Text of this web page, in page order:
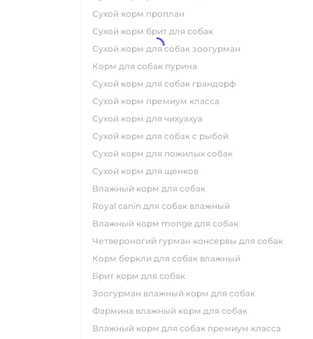
сухой корм проплан
сухой корм брит для собак
сухой корм для собак зоогурман
корм для собак пурина
сухой корм для собак грандорф
сухой корм премиум класса
сухой корм для чихуахуа
сухой корм для собак с рыбой
сухой корм для пожилых собак
сухой корм для щенков
влажный корм для собак
royal canin для собак влажный
влажный корм monge для собак
четвероногий гурман консервы для собак
корм беркли для собак влажный
брит корм для собак
зоогурман влажный корм для собак
фармина влажный корм для собак
влажный корм для собак премиум класса